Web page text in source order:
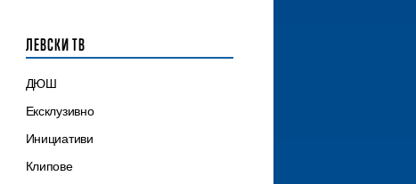
ЛЕВСКИ ТВ
ДЮШ
Ексклузивно
Инициативи
Клипове